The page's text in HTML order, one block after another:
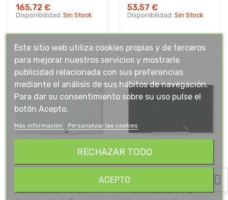
165,72 €
Disponibilidad: Sin Stock
53,57 €
Disponibilidad: Sin Stock
Pizarra NOBO DIAMOND
Pizarra NOBO DIAMOND
Este sitio web utiliza cookies propias y de terceros
para mejorar nuestros servicios y mostrarle
publicidad relacionada con sus preferencias
mediante el análisis de sus hábitos de navegación.
Para dar su consentimiento sobre su uso pulse el
botón Acepto.
Más información Personalizar las cookies
RECHAZAR TODO
ACEPTO